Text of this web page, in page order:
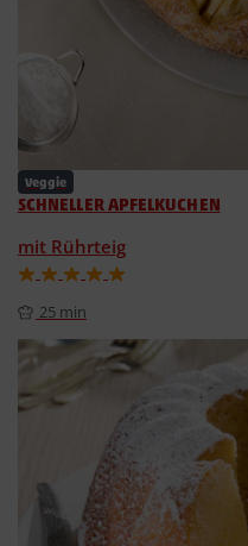
Veggie
SCHNELLER APFELKUCHEN
mit Rührteig
25 min